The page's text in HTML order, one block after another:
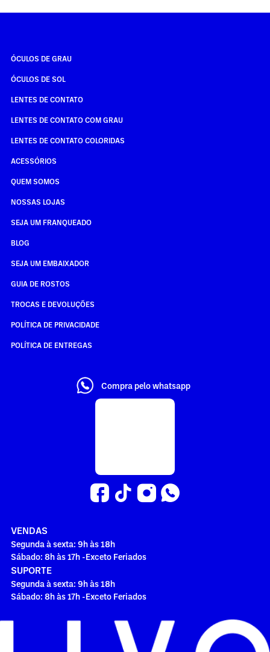
ÓCULOS DE GRAU
ÓCULOS DE SOL
LENTES DE CONTATO
LENTES DE CONTATO COM GRAU
LENTES DE CONTATO COLORIDAS
ACESSÓRIOS
QUEM SOMOS
NOSSAS LOJAS
SEJA UM FRANQUEADO
BLOG
SEJA UM EMBAIXADOR
GUIA DE ROSTOS
TROCAS E DEVOLUÇÕES
POLÍTICA DE PRIVACIDADE
POLÍTICA DE ENTREGAS
Compra pelo whatsapp
VENDAS
Segunda à sexta: 9h às 18h
Sábado: 8h às 17h -Exceto Feriados
SUPORTE
Segunda à sexta: 9h às 18h
Sábado: 8h às 17h -Exceto Feriados